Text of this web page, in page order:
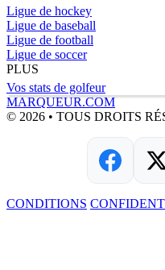
Ligue de hockey
Ligue de baseball
Ligue de football
Ligue de soccer
PLUS
Vos stats de golfeur
MARQUEUR.COM
© 2026 • TOUS DROITS
CONDITIONS